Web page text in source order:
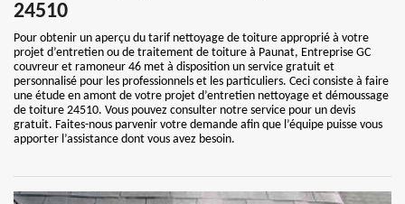
24510
Pour obtenir un aperçu du tarif nettoyage de toiture approprié à votre
projet d’entretien ou de traitement de toiture à Paunat, Entreprise GC
couvreur et ramoneur 46 met à disposition un service gratuit et
personnalisé pour les professionnels et les particuliers. Ceci consiste à faire
une étude en amont de votre projet d’entretien nettoyage et démoussage
de toiture 24510. Vous pouvez consulter notre service pour un devis
gratuit. Faites-nous parvenir votre demande afin que l’équipe puisse vous
apporter l’assistance dont vous avez besoin.